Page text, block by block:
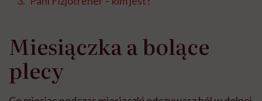
Miesiączka a bolące
plecy